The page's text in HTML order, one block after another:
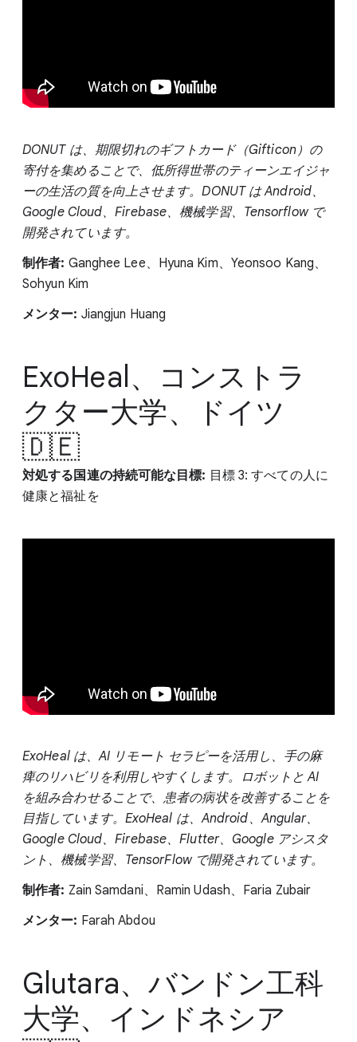
DONUT は、期限切れのギフトカード（Gifticon）の
寄付を集めることで、低所得世帯のティーンエイジャ
ーの生活の質を向上させます。DONUT は Android、
Google Cloud、Firebase、機械学習、Tensorflow で
開発されています。
制作者: Ganghee Lee、Hyuna Kim、Yeonsoo Kang、
Sohyun Kim
メンター: Jiangjun Huang
ExoHeal、コンストラ
クター大学、ドイツ
🇩🇪
対処する国連の持続可能な目標: 目標 3: すべての人に
健康と福祉を
ExoHeal は、AI リモート セラピーを活用し、手の麻
痺のリハビリを利用しやすくします。ロボットと AI
を組み合わせることで、患者の病状を改善することを
目指しています。ExoHeal は、Android、Angular、
Google Cloud、Firebase、Flutter、Google アシスタ
ント、機械学習、TensorFlow で開発されています。
制作者: Zain Samdani、Ramin Udash、Faria Zubair
メンター: Farah Abdou
Glutara、バンドン工科
大学、インドネシア